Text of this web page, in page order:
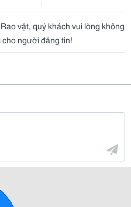
vặt, quý khách vui lòng không
người đăng tin!